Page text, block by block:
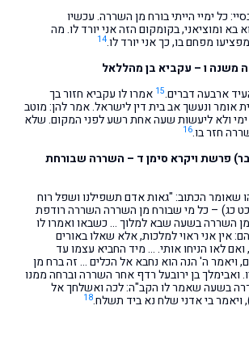
כל ימיי הייתי בורח מן השררה. עכשיו
בא ומוציאני, בקומקום הזה אני יורד לו. מה
מפחם בו, כך אני יורד לו.14
משנה ו – עקביא בן מהללאל
ארבעה דברים.15 אמרו לו עקביא חזור בך
אומר ונעשך אב בית דין לישראל. אמר להן: מוטב
ולא ליעשות שעה אחת רשע לפני המקום. שלא
חזר בו.16
פרשת ויקרא סימן ד – השררה שבורחת
שאומר הכתוב: "גאות אדם תשפילנו ושפל רוח
כג) – כל מי שבורח מן השררה השררה רודפת
השררה בשעה שבא למלוך … כשבאו ואמרו לו
אין אני ראוי למלכות, אלא שאלו באורים
ואם לאו הניחו אותי. … מיד החביא עצמו עד
ויאמר ה' הנה הוא נחבא אל הכלים … זה ברח מן
ואבימלך בן ירובעל רדף אחר השררה וברחה ממנו
בשעה שאמר לו הקב"ה: לכה ואשלחך אל
ויאמר בי אדני שלח נא ביד תשלח.18